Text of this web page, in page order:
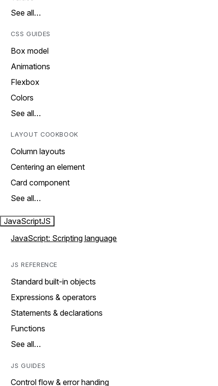
See all…
CSS GUIDES
Box model
Animations
Flexbox
Colors
See all…
LAYOUT COOKBOOK
Column layouts
Centering an element
Card component
See all…
JavaScriptJS
JavaScript: Scripting language
JS REFERENCE
Standard built-in objects
Expressions & operators
Statements & declarations
Functions
See all…
JS GUIDES
Control flow & error handing